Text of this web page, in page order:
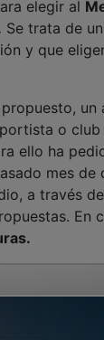
Se trata de
y que
o club
ello ha
mes de
a través
En